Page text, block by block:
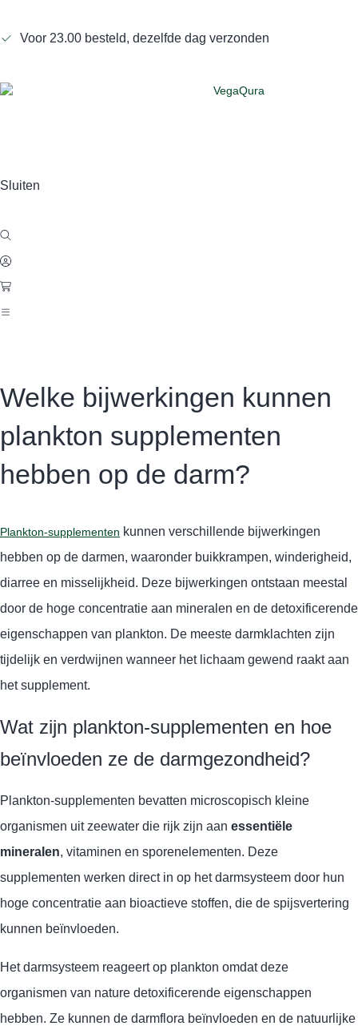
Voor 23.00 besteld, dezelfde dag verzonden
Sluiten
Welke bijwerkingen kunnen
plankton supplementen
hebben op de darm?
Plankton-supplementen kunnen verschillende bijwerkingen
hebben op de darmen, waaronder buikkrampen, winderigheid,
diarree en misselijkheid. Deze bijwerkingen ontstaan meestal
door de hoge concentratie aan mineralen en de detoxificerende
eigenschappen van plankton. De meeste darmklachten zijn
tijdelijk en verdwijnen wanneer het lichaam gewend raakt aan
het supplement.
Wat zijn plankton-supplementen en hoe
beïnvloeden ze de darmgezondheid?
Plankton-supplementen bevatten microscopisch kleine
organismen uit zeewater die rijk zijn aan essentiële
mineralen, vitaminen en sporenelementen. Deze
supplementen werken direct in op het darmsysteem door hun
hoge concentratie aan bioactieve stoffen, die de spijsvertering
kunnen beïnvloeden.
Het darmsysteem reageert op plankton omdat deze
organismen van nature detoxificerende eigenschappen
hebben. Ze kunnen de darmflora beïnvloeden en de natuurlijke